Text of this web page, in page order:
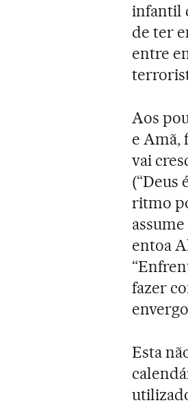
infantil
de ter
entre
Aos
e Amã,
vai
(“Deus
ritmo
entoa
fazer
Esta